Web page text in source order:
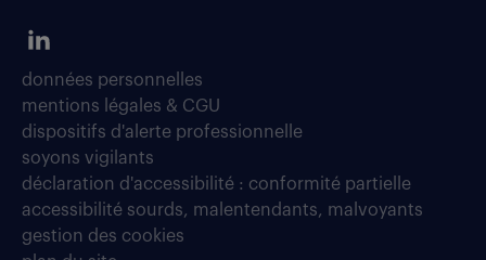
données personnelles
mentions légales & CGU
dispositifs d'alerte professionnelle
soyons vigilants
déclaration d'accessibilité : conformité partielle
accessibilité sourds, malentendants, malvoyants
gestion des cookies